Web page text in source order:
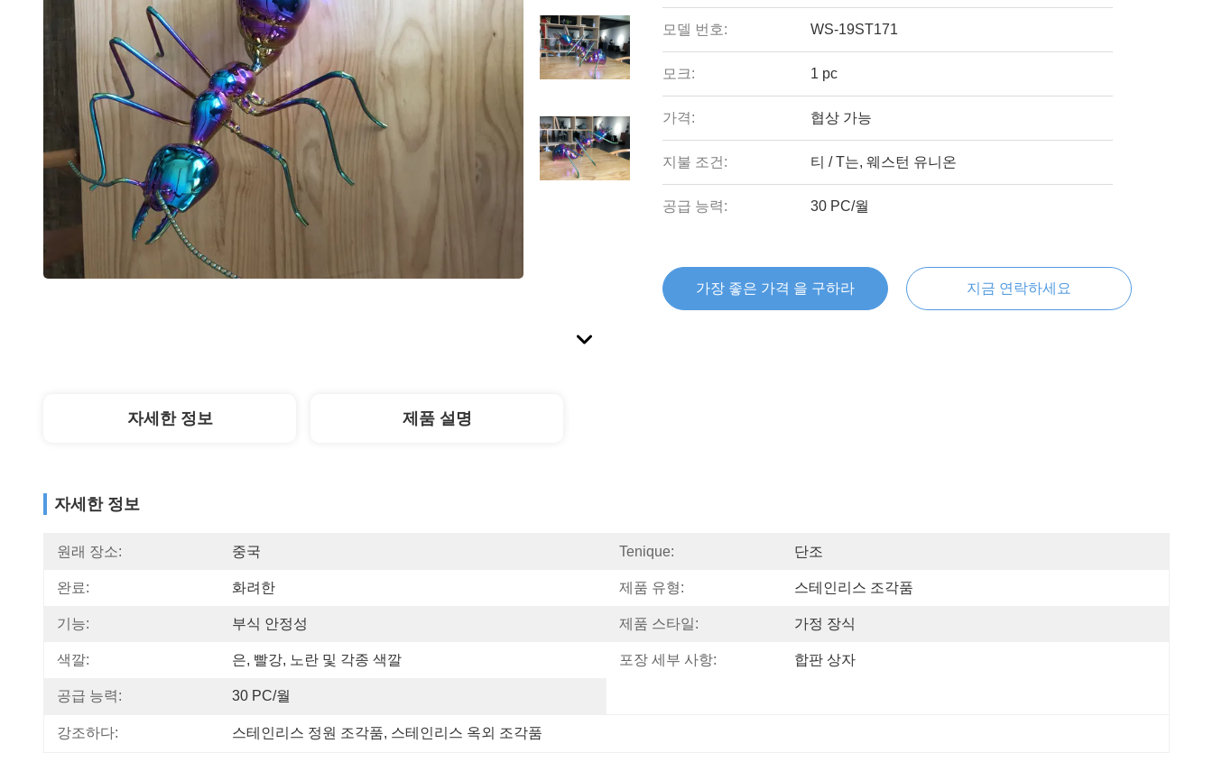
모델 번호: WS-19ST171
모크: 1 pc
가격: 협상 가능
지불 조건: 티 / T는, 웨스턴 유니온
공급 능력: 30 PC/월
가장 좋은 가격 을 구하라 지금 연락하세요
자세한 정보 제품 설명
자세한 정보
원래 장소: 중국 Tenique: 단조
완료: 화려한 제품 유형: 스테인리스 조각품
기능: 부식 안정성 제품 스타일: 가정 장식
색깔: 은, 빨강, 노란 및 각종 색깔 포장 세부 사항: 합판 상자
공급 능력: 30 PC/월
강조하다: 스테인리스 정원 조각품, 스테인리스 옥외 조각품